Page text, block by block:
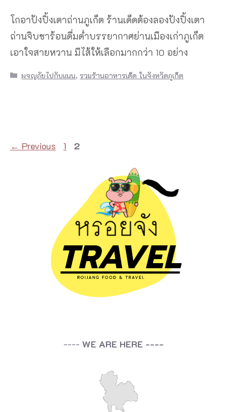
โกอาปังปิ้งเตาถ่านภูเก็ต ร้านเด็ดต้องลองปังปิ้งเตา
ถ่านจิบชาร้อนดื่มด่ำบรรยากาศย่านเมืองเก่าภูเก็ต
เอาใจสายหวาน มีไส้ให้เลือกมากกว่า 10 อย่าง
Categories
ผจญภัยไปกับแนน, รวมร้านอาหารเด็ด ในจังหวัดภูเก็ต
← Previous Page
1 Page
2
---- WE ARE HERE ----